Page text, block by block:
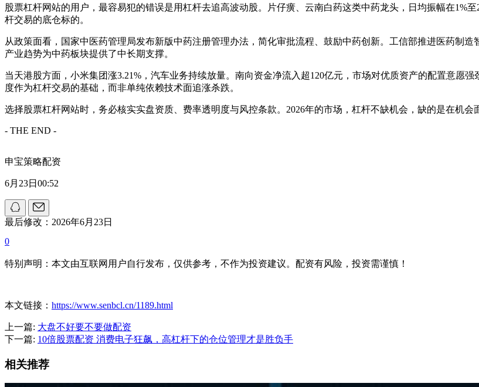
股票杠杆网站的用户，最容易犯的错误是用杠杆去追高波动股。片仔癀、云南白药这类中药龙头，日均振幅在1%
杆交易的底仓标的。
从政策面看，国家中医药管理局发布新版中药注册管理办法，简化审批流程、鼓励中药创新。工信部推进医药制
产业趋势为中药板块提供了中长期支撑。
当天港股方面，小米集团涨3.21%，汽车业务持续放量。南向资金净流入超120亿元，市场对优质资产的配置意愿
度作为杠杆交易的基础，而非单纯依赖技术面追涨杀跌。
选择股票杠杆网站时，务必核实实盘资质、费率透明度与风控条款。2026年的市场，杠杆不缺机会，缺的是在机会
- THE END -
申宝策略配资
6月23日00:52
最后修改：2026年6月23日
0
特别声明：本文由互联网用户自行发布，仅供参考，不作为投资建议。配资有风险，投资需谨慎！
本文链接： https://www.senbcl.cn/1189.html
上一篇: 大盘不好要不要做配资
下一篇: 10倍股票配资 消费电子狂飙，高杠杆下的仓位管理才是胜负手
相关推荐